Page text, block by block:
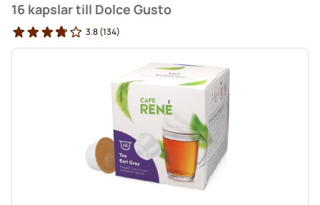
16 kapslar till Dolce Gusto
3.8(134)